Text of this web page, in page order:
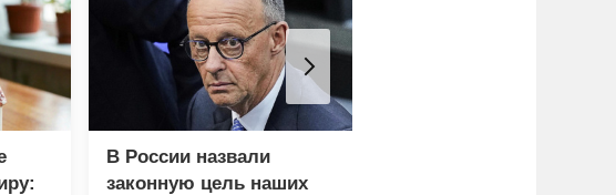
В России назвали
законную цель наших